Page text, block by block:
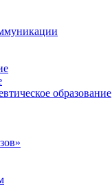
образование